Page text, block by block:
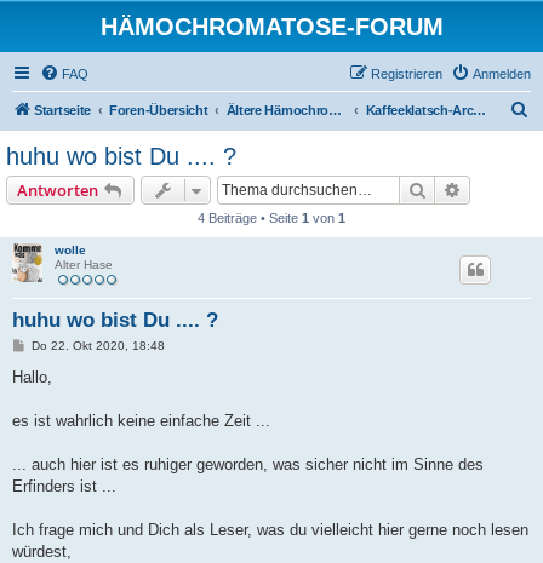
HÄMOCHROMATOSE-FORUM
FAQ Anmelden
Registrieren
Startseite Foren-Übersicht Ältere Hämochromatose-Diskussionen (eventuell veraltet) Kaffeeklatsch-Archiv
huhu wo bist Du .... ?
Antworten Suche
4 Beiträge • Seite 1 von 1
wolle
Alter Hase
huhu wo bist Du .... ?
B
i
a
Do 22. Okt 2020, 18:48
Hallo,
es ist wahrlich keine einfache Zeit ...
... auch hier ist es ruhiger geworden, was sicher nicht im Sinne des
Erfinders ist ...
Ich frage mich und Dich als Leser, was du vielleicht hier gerne noch lesen
würdest,